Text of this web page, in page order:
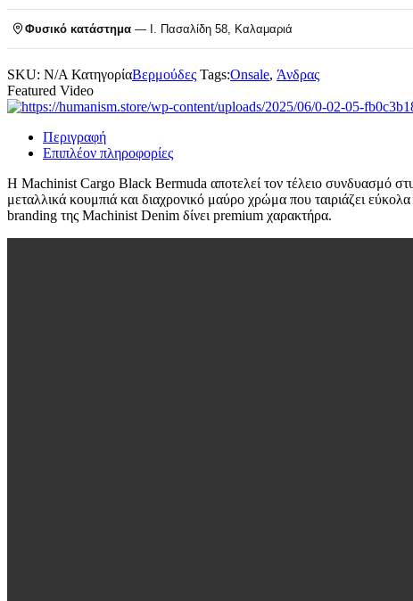
Φυσικό κατάστημα — Ι. Πασαλίδη 58, Καλαμαριά
SKU: N/A ΚατηγορίαΒερμούδες Tags:Onsale, Άνδρας
Featured Video
Περιγραφή
Επιπλέον πληροφορίες
Η Machinist Cargo Black Bermuda αποτελεί τον τέλειο συνδυασμό
μεταλλικά κουμπιά και διαχρονικό μαύρο χρώμα που ταιριάζει
branding της Machinist Denim δίνει premium χαρακτήρα.